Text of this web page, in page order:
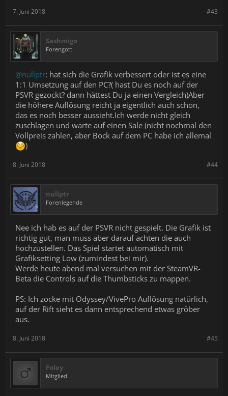
#43
7. Juni 2018
Sashmigo
Forengott
@nullptr: hat sich die Grafik verbessert oder ist es eine
1:1 Umsetzung auf den PC?( hast Du es noch auf der
PSVR gezockt? dann hättest Du ja einen Vergleich)Aber
die höhere Auflösung reicht ja eigentlich auch schon,
das es noch besser aussieht.Ich werde nicht gleich
zuschlagen und warte auf einen Sale (nicht nochmal den
Vollpreis zahlen, aber Bock auf dem PC habe ich allemal
)
#44
8. Juni 2018
nullptr
Forenlegende
Nee ich hab es auf der PSVR nicht gespielt. Die Grafik ist
richtig gut, man muss aber darauf achten die auch
hochzustellen. Das Spiel startet automatisch mit
Grafiksetting Low (zumindest bei mir).
Werde heute abend mal versuchen mit der SteamVR-
Beta die Controls auf die Thumbsticks zu mappen.
PS: Ich zocke mit Odyssey/VivePro Auflösung natürlich,
auf der Rift sieht es dann entsprechend etwas gröber
aus.
#45
8. Juni 2018
Foley
Mitglied